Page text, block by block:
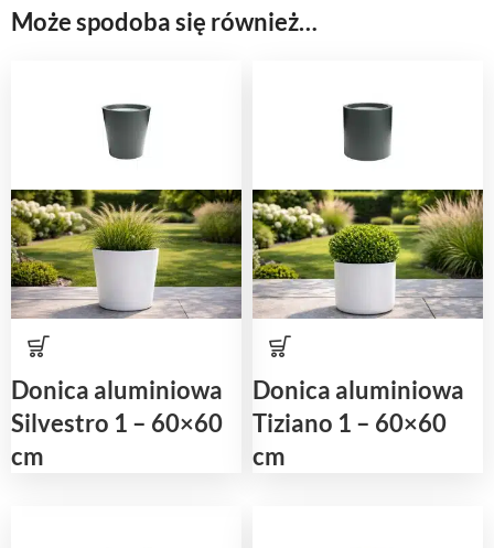
Może spodoba się również…
Donica aluminiowa
Silvestro 1 – 60×60
cm
Donica aluminiowa
Tiziano 1 – 60×60
cm